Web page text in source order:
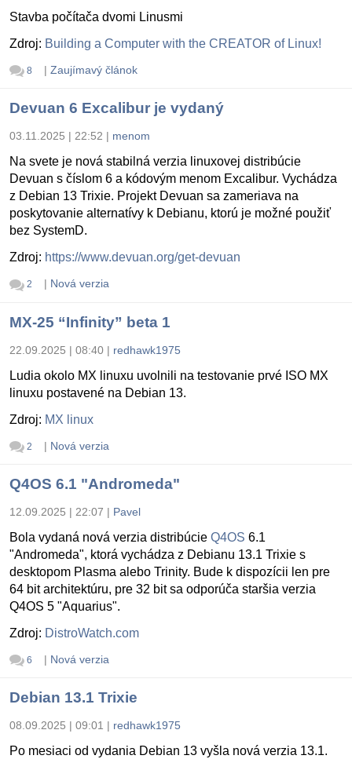
Stavba počítača dvomi Linusmi
Zdroj: Building a Computer with the CREATOR of Linux!
8 | Zaujímavý článok
Devuan 6 Excalibur je vydaný
03.11.2025 | 22:52 | menom
Na svete je nová stabilná verzia linuxovej distribúcie
Devuan s číslom 6 a kódovým menom Excalibur. Vychádza
z Debian 13 Trixie. Projekt Devuan sa zameriava na
poskytovanie alternatívy k Debianu, ktorú je možné použiť
bez SystemD.
Zdroj: https://www.devuan.org/get-devuan
2 | Nová verzia
MX-25 “Infinity” beta 1
22.09.2025 | 08:40 | redhawk1975
Ludia okolo MX linuxu uvolnili na testovanie prvé ISO MX
linuxu postavené na Debian 13.
Zdroj: MX linux
2 | Nová verzia
Q4OS 6.1 "Andromeda"
12.09.2025 | 22:07 | Pavel
Bola vydaná nová verzia distribúcie Q4OS 6.1
"Andromeda", ktorá vychádza z Debianu 13.1 Trixie s
desktopom Plasma alebo Trinity. Bude k dispozícii len pre
64 bit architektúru, pre 32 bit sa odporúča staršia verzia
Q4OS 5 "Aquarius".
Zdroj: DistroWatch.com
6 | Nová verzia
Debian 13.1 Trixie
08.09.2025 | 09:01 | redhawk1975
Po mesiaci od vydania Debian 13 vyšla nová verzia 13.1.